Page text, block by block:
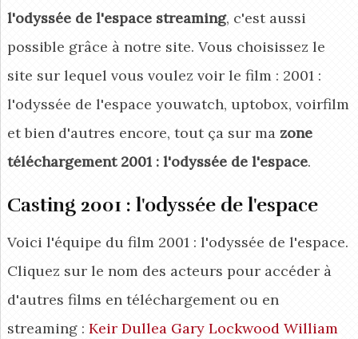
l'odyssée de l'espace streaming, c'est aussi
possible grâce à notre site. Vous choisissez le
site sur lequel vous voulez voir le film : 2001 :
l'odyssée de l'espace youwatch, uptobox, voirfilm
et bien d'autres encore, tout ça sur ma zone
téléchargement 2001 : l'odyssée de l'espace.
Casting 2001 : l'odyssée de l'espace
Voici l'équipe du film 2001 : l'odyssée de l'espace.
Cliquez sur le nom des acteurs pour accéder à
d'autres films en téléchargement ou en
streaming : Keir Dullea Gary Lockwood William